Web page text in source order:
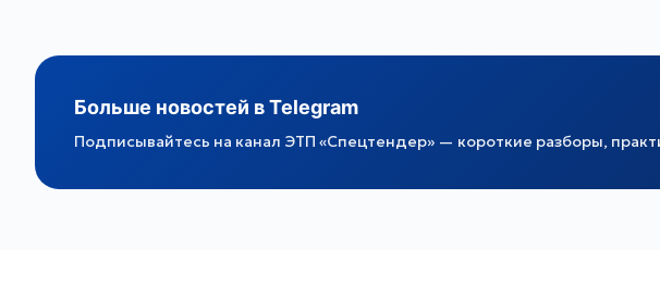
Больше новостей в Telegram
Подписывайтесь на канал ЭТП «Спецтендер» — короткие разборы,